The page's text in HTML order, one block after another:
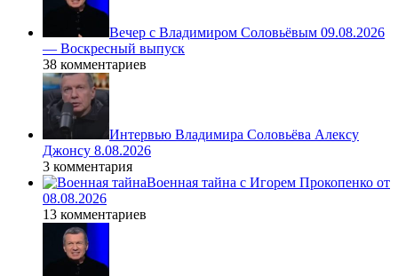
Вечер с Владимиром Соловьёвым 09.08.2026
— Воскресный выпуск
38 комментариев
Интервью Владимира Соловьёва Алексу
Джонсу 8.08.2026
3 комментария
Военная тайна с Игорем Прокопенко от
08.08.2026
13 комментариев